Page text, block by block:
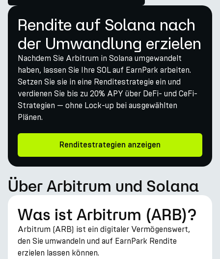
Rendite auf Solana nach
der Umwandlung erzielen
Nachdem Sie Arbitrum in Solana umgewandelt
haben, lassen Sie Ihre SOL auf EarnPark arbeiten.
Setzen Sie sie in eine Renditestrategie ein und
verdienen Sie bis zu 20% APY über DeFi- und CeFi-
Strategien — ohne Lock-up bei ausgewählten
Plänen.
Renditestrategien anzeigen
Über Arbitrum und Solana
Was ist Arbitrum (ARB)?
Arbitrum (ARB) ist ein digitaler Vermögenswert,
den Sie umwandeln und auf EarnPark Rendite
erzielen lassen können.